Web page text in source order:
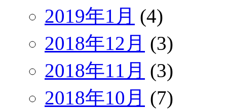
2019年1月 (4)
2018年12月 (3)
2018年11月 (3)
2018年10月 (7)